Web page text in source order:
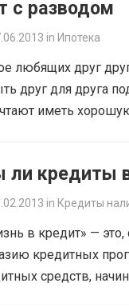
с разводом
in Ипотека
любящих друг
друг для друга
иметь
кредиты
in Кредиты
в кредит» — это,
кредитных
средств,